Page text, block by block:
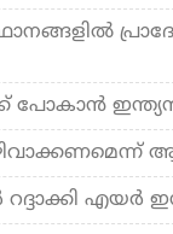
പോകാന്‍
എയര്‍